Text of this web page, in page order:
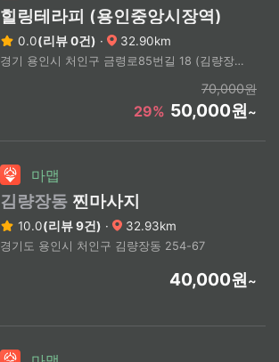
힐링테라피 (용인중앙시장역)
0.0(리뷰 0건) · 32.90km
경기 용인시 처인구 금령로85번길 18 (김량장동)
70,000원
29% 50,000원~
마맵
김량장동 찐마사지
10.0(리뷰 9건) · 32.93km
경기도 용인시 처인구 김량장동 254-67
40,000원~